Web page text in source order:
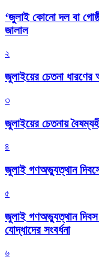
‘জুলাই কোনো দল বা
জালাল
২
জুলাইয়ের চেতনা ধারণের
৩
জুলাইয়ের চেতনায়
৪
জুলাই গণঅভ্যুত্থান
৫
জুলাই গণঅভ্যুত্থান দিবস
যোদ্ধাদের সংবর্ধনা
৬